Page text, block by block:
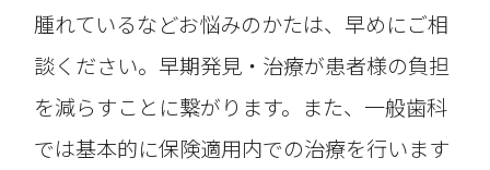
腫れているなどお悩みのかたは、早めにご相
談ください。早期発見・治療が患者様の負担
を減らすことに繋がります。また、一般歯科
では基本的に保険適用内での治療を行います